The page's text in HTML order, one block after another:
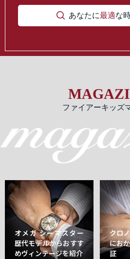
あなたに最適な
ファイアーキッズ
オメガ シーマスター
歴代モデルからおすす
めヴィンテージを紹介
クロ
にお
証